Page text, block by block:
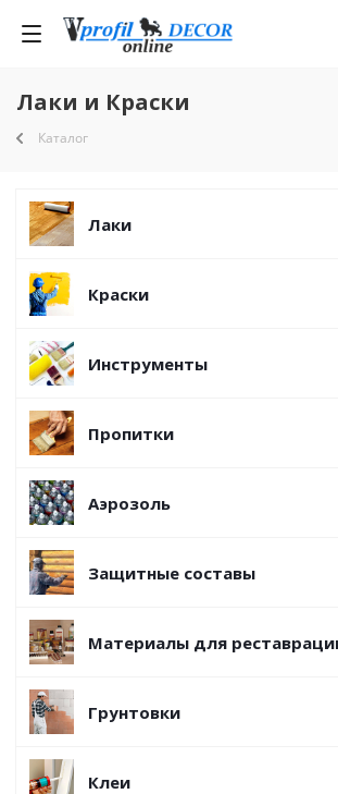
Лаки и Краски
Каталог
Лаки
Краски
Инструменты
Пропитки
Аэрозоль
Защитные составы
Материалы для
Грунтовки
Клеи